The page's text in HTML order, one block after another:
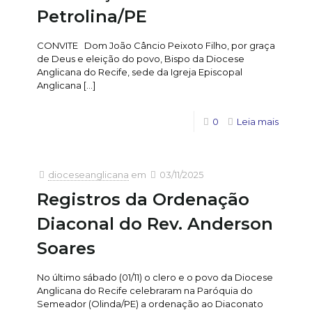
Petrolina/PE
CONVITE Dom João Câncio Peixoto Filho, por graça
de Deus e eleição do povo, Bispo da Diocese
Anglicana do Recife, sede da Igreja Episcopal
Anglicana […]
0 Leia mais
dioceseanglicana em 03/11/2025
Registros da Ordenação
Diaconal do Rev. Anderson
Soares
No último sábado (01/11) o clero e o povo da Diocese
Anglicana do Recife celebraram na Paróquia do
Semeador (Olinda/PE) a ordenação ao Diaconato